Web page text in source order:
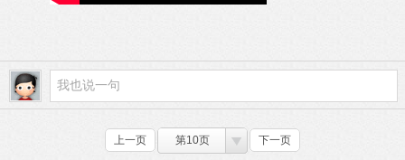
上一页 第10页 下一页